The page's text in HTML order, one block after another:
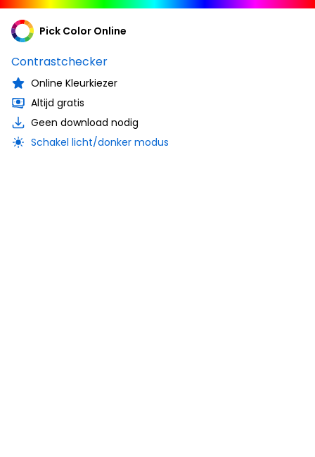
Pick Color Online
Contrastchecker
Online Kleurkiezer
Altijd gratis
Geen download nodig
Schakel licht/donker modus